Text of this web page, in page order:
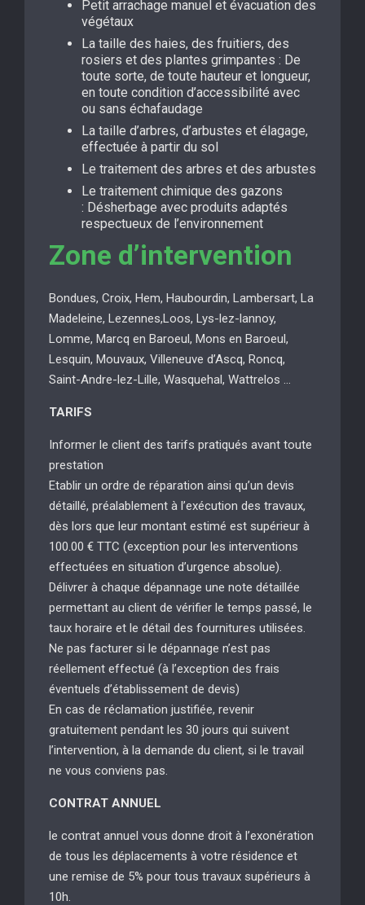
Petit arrachage manuel et évacuation des
végétaux
La taille des haies, des fruitiers, des
rosiers et des plantes grimpantes : De
toute sorte, de toute hauteur et longueur,
en toute condition d’accessibilité avec
ou sans échafaudage
La taille d’arbres, d’arbustes et élagage,
effectuée à partir du sol
Le traitement des arbres et des arbustes
Le traitement chimique des gazons
: Désherbage avec produits adaptés
respectueux de l’environnement
Zone d’intervention
Bondues, Croix, Hem, Haubourdin, Lambersart, La
Madeleine, Lezennes,Loos, Lys-lez-lannoy,
Lomme, Marcq en Baroeul, Mons en Baroeul,
Lesquin, Mouvaux, Villeneuve d’Ascq, Roncq,
Saint-Andre-lez-Lille, Wasquehal, Wattrelos …
TARIFS
Informer le client des tarifs pratiqués avant toute
prestation
Etablir un ordre de réparation ainsi qu’un devis
détaillé, préalablement à l’exécution des travaux,
dès lors que leur montant estimé est supérieur à
100.00 € TTC (exception pour les interventions
effectuées en situation d’urgence absolue).
Délivrer à chaque dépannage une note détaillée
permettant au client de vérifier le temps passé, le
taux horaire et le détail des fournitures utilisées.
Ne pas facturer si le dépannage n’est pas
réellement effectué (à l’exception des frais
éventuels d’établissement de devis)
En cas de réclamation justifiée, revenir
gratuitement pendant les 30 jours qui suivent
l’intervention, à la demande du client, si le travail
ne vous conviens pas.
CONTRAT ANNUEL
le contrat annuel vous donne droit à l’exonération
de tous les déplacements à votre résidence et
une remise de 5% pour tous travaux supérieurs à
10h.